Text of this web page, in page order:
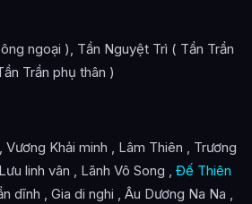
ngoại ), Tần Nguyệt Trì ( Tần Trần
Trần phụ thân )
, Vương Khải minh , Lâm Thiên , Trương
linh vân , Lãnh Vô Song , Đế Thiên
dĩnh , Gia di nghi , Âu Dương Na Na ,